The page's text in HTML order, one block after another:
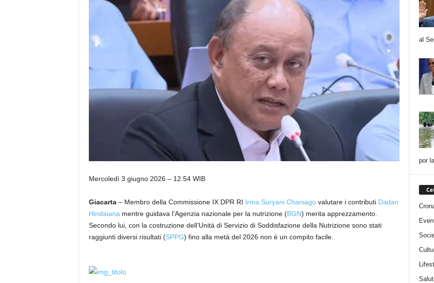
Mercoledì 3 giugno 2026 – 12:54 WIB
Giacarta – Membro della Commissione IX DPR RI Irma Suryani Chaniagovalutare i contributi Dadan
Hindaiana mentre guidava l’Agenzia nazionale per la nutrizione (BGN) merita apprezzamento.
Secondo lui, con la costruzione dell’Unità di Servizio di Soddisfazione della Nutrizione sono stati
raggiunti diversi risultati (SPPG) fino alla metà del 2026 non è un compito facile.
al
por